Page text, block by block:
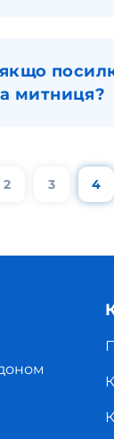
митниця?
2 3 4